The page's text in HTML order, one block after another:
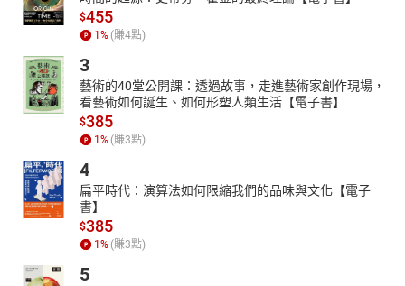
$455
1% (賺4點)
3
藝術的40堂公開課：透過故事，走進藝術家創作現場，
看藝術如何誕生、如何形塑人類生活【電子書】
$385
1% (賺3點)
4
扁平時代：演算法如何限縮我們的品味與文化【電子
書】
$385
1% (賺3點)
5